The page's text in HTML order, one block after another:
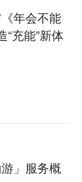
年会不能
充能”新体
」服务概